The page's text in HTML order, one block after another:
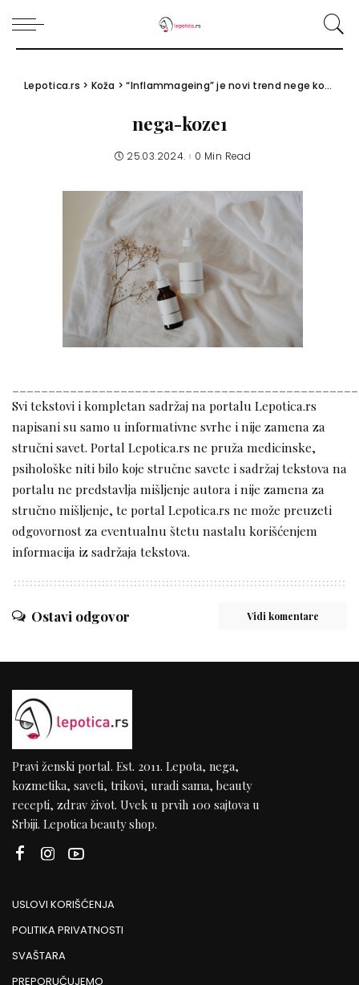
Lepotica.rs > Koža >“Inflammageing” je novi trend nege kože koji sprečava starenje kože
nega-koze1
25.03.2024. 0 Min Read
Svi tekstovi i kompletan sadržaj na portalu Lepotica.rs
napisani su samo u informativne svrhe i nije zamena za
stručni savet. Portal Lepotica.rs ne pruža medicinske,
psihološke niti bilo koje stručne savete i sadržaj tekstova na
portalu ne predstavlja mišljenje autora i nije zamena za
stručno mišljenje, te portal Lepotica.rs ne može preuzeti
odgovornost za eventualnu štetu nastalu korišćenjem
informacija iz sadržaja tekstova.
Ostavi odgovor Vidi komentare
Pravi ženski portal. Est. 2011. Lepota, nega,
kozmetika, saveti, trikovi, uradi sama, beauty
recepti, zdrav život. Uvek u prvih 100 sajtova u
Srbiji. Lepotica beauty shop.
USLOVI KORIŠĆENJA
POLITIKA PRIVATNOSTI
SVAŠTARA
PREPORUČUJEMO